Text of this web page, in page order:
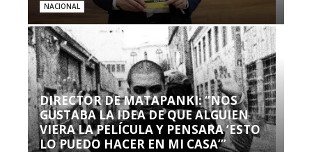
NACIONAL
DIRECTOR DE MATAPANKI: “NOS
GUSTABA LA IDEA DE QUE ALGUIEN
VIERA LA PELÍCULA Y PENSARA ‘ESTO
LO PUEDO HACER EN MI CASA’”